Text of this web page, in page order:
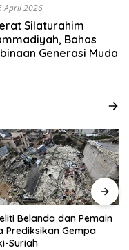
April 2026
Silaturahim
Bahas
Generasi Muda
Belanda dan Pemain
Prediksikan Gempa
Suriah